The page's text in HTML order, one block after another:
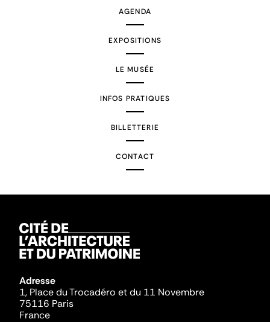
AGENDA
EXPOSITIONS
LE MUSÉE
INFOS PRATIQUES
BILLETTERIE
CONTACT
Adresse
1, Place du Trocadéro et du 11 Novembre
75116 Paris
France